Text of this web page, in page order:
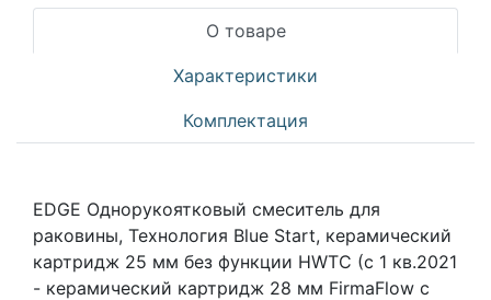
О товаре
Характеристики
Комплектация
EDGE Однорукоятковый смеситель для
раковины, Технология Blue Start, керамический
картридж 25 мм без функции HWTC (с 1 кв.2021
- керамический картридж 28 мм FirmaFlow с